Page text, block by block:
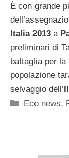
È con grande
Italia 2013 a
preliminari di
battaglia per la
popolazione
selvaggio dell’
Categorie
Eco news,